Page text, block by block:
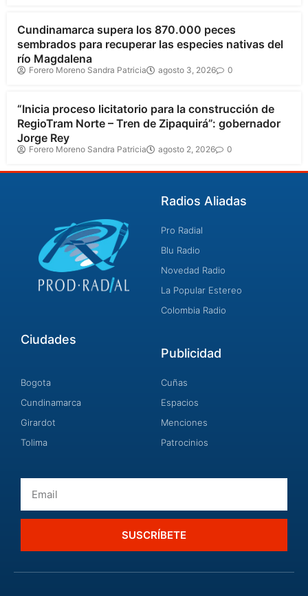
Cundinamarca supera los 870.000 peces
sembrados para recuperar las especies nativas del
río Magdalena
Forero Moreno Sandra Patricia agosto 3, 2026 0
Cundinamarca
“Inicia proceso licitatorio para la construcción de
RegioTram Norte – Tren de Zipaquirá”: gobernador
Jorge Rey
Forero Moreno Sandra Patricia agosto 2, 2026 0
Radios Aliadas
Pro Radial
Blu Radio
Novedad Radio
La Popular Estereo
Colombia Radio
Ciudades
Bogota
Cundinamarca
Girardot
Tolima
Publicidad
Cuñas
Espacios
Menciones
Patrocinios
SUSCRÍBETE